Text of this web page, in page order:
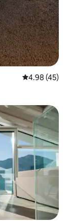
Calificación
4.98 (45)